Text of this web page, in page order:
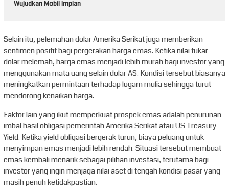
Wujudkan Mobil Impian
Selain itu, pelemahan dolar Amerika Serikat juga memberikan
sentimen positif bagi pergerakan harga emas. Ketika nilai tukar
dolar melemah, harga emas menjadi lebih murah bagi investor yang
menggunakan mata uang selain dolar AS. Kondisi tersebut biasanya
meningkatkan permintaan terhadap logam mulia sehingga turut
mendorong kenaikan harga.
Faktor lain yang ikut memperkuat prospek emas adalah penurunan
imbal hasil obligasi pemerintah Amerika Serikat atau US Treasury
Yield. Ketika yield obligasi bergerak turun, biaya peluang untuk
menyimpan emas menjadi lebih rendah. Situasi tersebut membuat
emas kembali menarik sebagai pilihan investasi, terutama bagi
investor yang ingin menjaga nilai aset di tengah kondisi pasar yang
masih penuh ketidakpastian.